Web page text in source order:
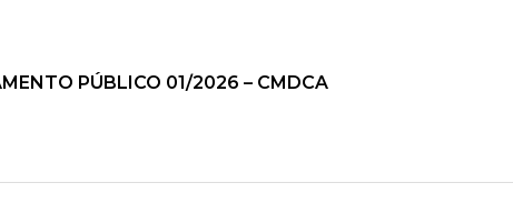
PÚBLICO 01/2026 – CMDCA